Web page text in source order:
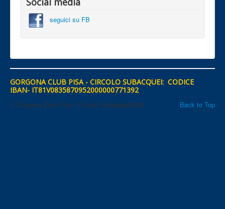
seguici su FB
GORGONA CLUB PISA - CIRCOLO SUBACQUEI: CODICE
IBAN- IT81V0835870952000000771392
Back to Top
© Gorgona Club Pisa - Circolo Subacquei2026